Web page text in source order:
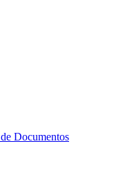
Documentos